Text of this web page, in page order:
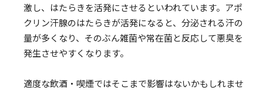
激し、はたらきを活発にさせるといわれています。アポ
クリン汗腺のはたらきが活発になると、分泌される汗の
量が多くなり、そのぶん雑菌や常在菌と反応して悪臭を
発生させやすくなります。
適度な飲酒・喫煙ではそこまで影響はないかもしれませ